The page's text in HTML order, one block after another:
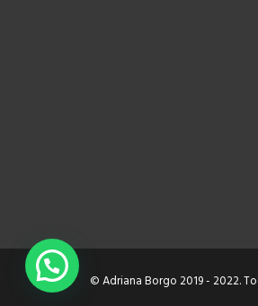
© Adriana Borgo 2019 - 2022.